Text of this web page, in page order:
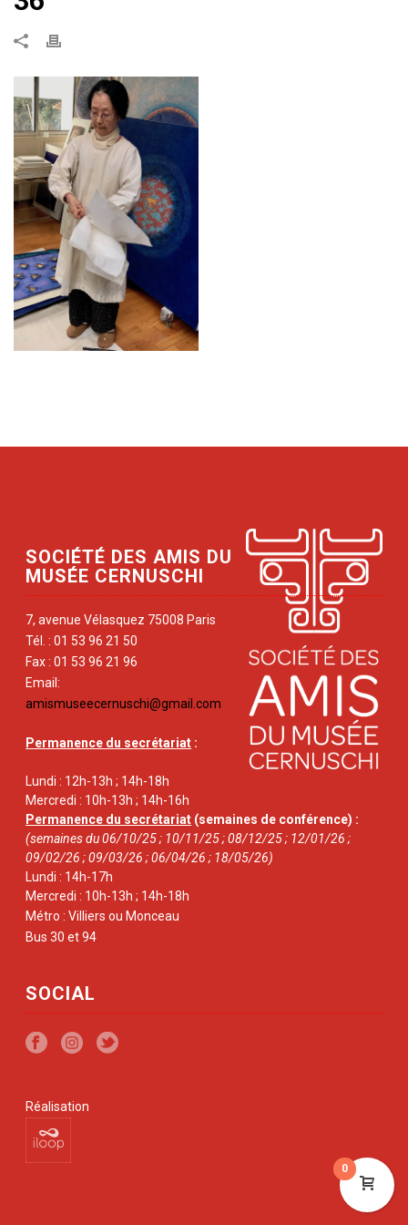
SOCIÉTÉ DES AMIS DU
MUSÉE CERNUSCHI
7, avenue Vélasquez 75008 Paris
Tél. : 01 53 96 21 50
Fax : 01 53 96 21 96
Email:
amismuseecernuschi@gmail.com
Permanence du secrétariat :
Lundi : 12h-13h ; 14h-18h
Mercredi : 10h-13h ; 14h-16h
Permanence du secrétariat (semaines de conférence) :
(semaines du 06/10/25 ; 10/11/25 ; 08/12/25 ; 12/01/26 ;
09/02/26 ; 09/03/26 ; 06/04/26 ; 18/05/26)
Lundi : 14h-17h
Mercredi : 10h-13h ; 14h-18h
Métro : Villiers ou Monceau
Bus 30 et 94
SOCIAL
Réalisation
0